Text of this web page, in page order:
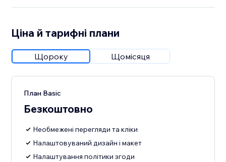
Ціна й тарифні плани
Щороку Щомісяця
План Basic
Безкоштовно
Необмежені перегляди та кліки
Налаштовуваний дизайн і макет
Налаштування політики згоди